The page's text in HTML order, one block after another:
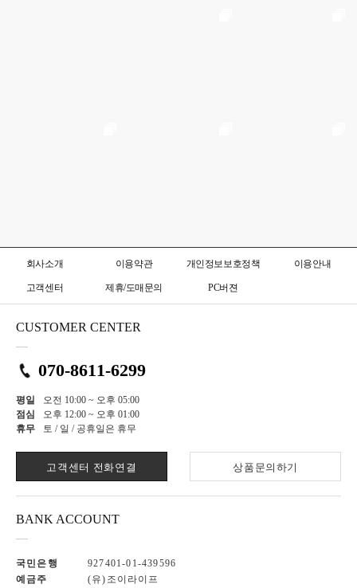
회사소개 이용약관 개인정보보호정책 이용안내
고객센터 제휴/도매문의 PC버젼
CUSTOMER CENTER
070-8611-6299
평일
오전 10:00 ~ 오후 05:00
점심
오후 12:00 ~ 오후 01:00
휴무
토 / 일 / 공휴일은 휴무
고객센터 전화연결 상품문의하기
BANK ACCOUNT
국민은행
927401-01-439596
예금주
(유)조이라이프